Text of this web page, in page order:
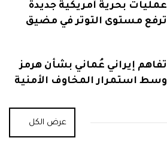
عمليات بحرية أمريكية جديدة
ترفع مستوى التوتر في مضيق
تفاهم إيراني عُماني بشأن هرمز
وسط استمرار المخاوف الأمنية
عرض الكل